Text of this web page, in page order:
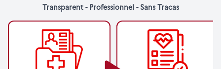
Transparent - Professionnel - Sans Tracas